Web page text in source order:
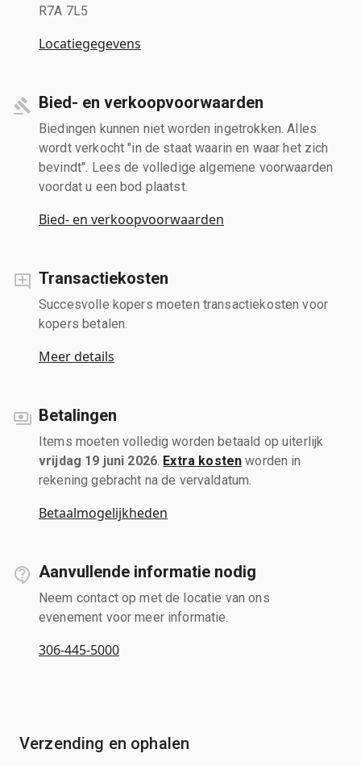
R7A 7L5
Locatiegegevens
Bied- en verkoopvoorwaarden
Biedingen kunnen niet worden ingetrokken. Alles
wordt verkocht "in de staat waarin en waar het zich
bevindt". Lees de volledige algemene voorwaarden
voordat u een bod plaatst.
Bied- en verkoopvoorwaarden
Transactiekosten
Succesvolle kopers moeten transactiekosten voor
kopers betalen.
Meer details
Betalingen
Items moeten volledig worden betaald op uiterlijk
vrijdag 19 juni 2026 Extra kosten worden in
rekening gebracht na de vervaldatum.
Betaalmogelijkheden
Aanvullende informatie nodig
Neem contact op met de locatie van ons
evenement voor meer informatie.
306-445-5000
Verzending en ophalen